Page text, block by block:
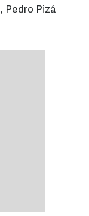
Pedro Pizá